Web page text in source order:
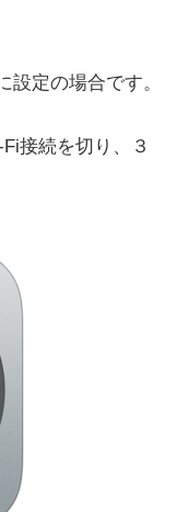
定の場合です。
接続を切り、３